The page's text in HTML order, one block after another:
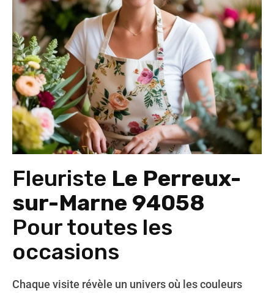
Fleuriste Le Perreux-
sur-Marne 94058
Pour toutes les
occasions
Chaque visite révèle un univers où les couleurs